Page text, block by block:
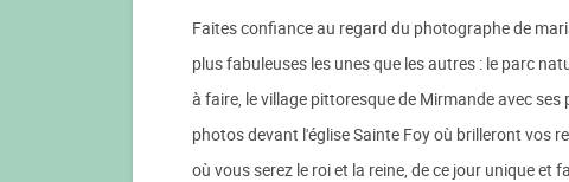
Faites confiance au regard du photographe de
plus fabuleuses les unes que les autres : le parc
à faire, le village pittoresque de Mirmande avec
photos devant l'église Sainte Foy où brilleront vos
où vous serez le roi et la reine, de ce jour unique et